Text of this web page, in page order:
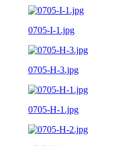
0705-I-1.jpg
0705-H-3.jpg
0705-H-1.jpg